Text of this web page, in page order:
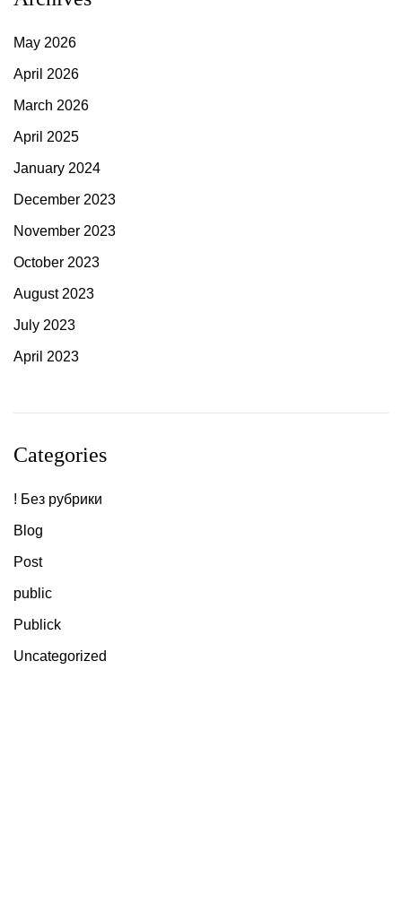
May 2026
April 2026
March 2026
April 2025
January 2024
December 2023
November 2023
October 2023
August 2023
July 2023
April 2023
Categories
! Без рубрики
Blog
Post
public
Publick
Uncategorized